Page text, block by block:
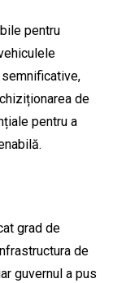
pentru
de
pentru a
grad de
de
guvernul a pus